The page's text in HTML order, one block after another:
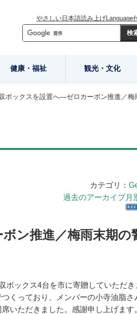
やさしい日本語読み上げLanguage
健康・福祉 観光・文化
ボックスを設置へ―ゼロカーボン推進／
カテゴリ：
過去のアーカイブ月
ン推進／梅雨末期の
ボックス4台を市に寄贈していただき
くっており、メンバーの小寺油脂さ
いただきました。感謝申し上げます